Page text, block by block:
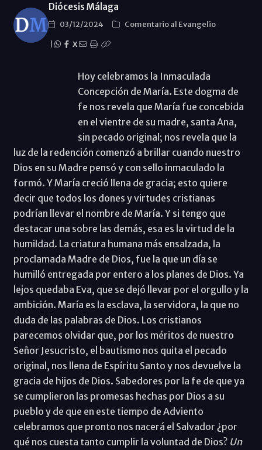
Diócesis Málaga
03/12/2024
Comentario al Evangelio
X
Hoy celebramos la Inmaculada
Concepción de María. Este dogma de
fe nos revela que María fue concebida
en el vientre de su madre, santa Ana,
sin pecado original; nos revela que la
luz de la redención comenzó a brillar cuando nuestro
Dios en su Madre pensó y con sello inmaculado la
formó. Y María creció llena de gracia; esto quiere
decir que todos los dones y virtudes cristianas
podrían llevar el nombre de María. Y si tengo que
destacar una sobre las demás, esa es la virtud de la
humildad. La criatura humana más ensalzada, la
proclamada Madre de Dios, fue la que un día se
humilló entregada por entero a los planes de Dios. Ya
lejos quedaba Eva, que se dejó llevar por el orgullo y la
ambición. María es la esclava, la servidora, la que no
duda de las palabras de Dios. Los cristianos
parecemos olvidar que, por los méritos de nuestro
Señor Jesucristo, el bautismo nos quita el pecado
original, nos llena de Espíritu Santo y nos devuelve la
gracia de hijos de Dios. Sabedores por la fe de que ya
se cumplieron las promesas hechas por Dios a su
pueblo y de que en este tiempo de Adviento
celebramos que pronto nos nacerá el Salvador ¿por
qué nos cuesta tanto cumplir la voluntad de Dios?Un